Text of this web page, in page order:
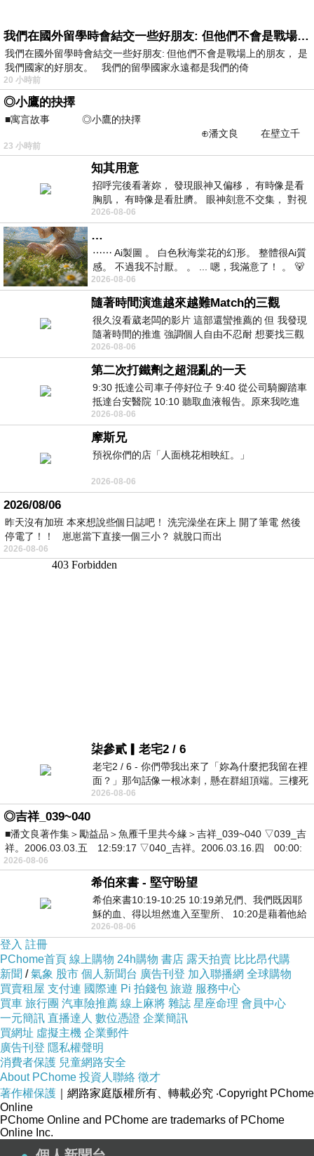
我們在國外留學時會結交一些好朋友: 但他們不會是戰場上的朋友
我們在國外留學時會結交一些好朋友: 但他們不會是戰場上的朋友， 是
我們國家的好朋友。 我們的留學國家永遠都是我們的倚
20 小時前
◎小鷹的抉擇
■寓言故事 ◎小鷹的抉擇
⊕潘文良 在壁立千
仞的懸崖上，有一座遮天蔽
23 小時前
知其用意
招呼完後看著妳， 發現眼神又偏移， 有時像是看
胸肌， 有時像是看肚臍。 眼神刻意不交集， 對視
視線不對齊， 讓我很難不
2026-08-06
…
⋯⋯ Ai製圖 。 白色秋海棠花的幻形。 整體很Ai質
感。 不過我不討厭。 。 ... 嗯，我滿意了！ 。 🐻
昨中
2026-08-06
隨著時間演進越來越難Match的三觀
很久沒看葳老闆的影片 這部還蠻推薦的 但 我發現
隨著時間的推進 強調個人自由不忍耐 想要找三觀
接近的不要說對象 連朋友都超
2026-08-06
第二次打鐵劑之超混亂的一天
9:30 抵達公司車子停好位子 9:40 從公司騎腳踏車
抵達台安醫院 10:10 聽取血液報告。原來我吃進
去的 B12 彌可保並非沒有吸收而是超
2026-08-06
摩斯兄
預祝你們的店「人面桃花相映紅。」
2026-08-06
2026/08/06
昨天沒有加班 本來想說些個日誌吧！ 洗完澡坐在床上 開了筆電 然後
停電了！！ 崽崽當下直接一個三小？ 就脫口而出
2026-08-06
柒參貳▎老宅2 / 6
老宅2 / 6 - 你們帶我出來了「妳為什麼把我留在裡
面？」那句話像一根冰刺，懸在群組頂端。三樓死
死盯著照片裡的人。那個人確實站在
2026-08-06
◎吉祥_039~040
■潘文良著作集＞勵益品＞魚雁千里共今緣＞吉祥_039~040 ▽039_吉
祥。2006.03.03.五 12:59:17 ▽040_吉祥。2006.03.16.四 00:00:
2026-08-06
希伯來書 - 堅守盼望
希伯來書10:19-10:25 10:19弟兄們、我們既因耶
穌的血、得以坦然進入至聖所、 10:20是藉着他給
我們開了一條又新又活的路從幔子經過
2026-08-06
登入 註冊
PChome首頁 線上購物 24h購物 書店 露天拍賣 比比昂代購
新聞 /氣象 股市 個人新聞台 廣告刊登 加入聯播網 全球購物
買賣租屋 支付連 國際連 Pi 拍錢包 旅遊 服務中心
買車 旅行團 汽車險推薦 線上麻將 雜誌 星座命理 會員中心
一元簡訊 直播達人 數位憑證 企業簡訊
買網址 虛擬主機 企業郵件
廣告刊登 隱私權聲明
消費者保護 兒童網路安全
About PChome 投資人聯絡 徵才
著作權保護 ｜網路家庭版權所有、轉載必究 ‧Copyright PChome
Online
PChome Online and PChome are trademarks of PChome
Online Inc.